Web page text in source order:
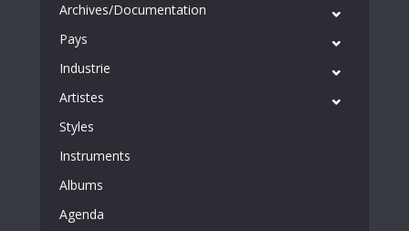
Archives/Documentation
Pays
Industrie
Artistes
Styles
Instruments
Albums
Agenda